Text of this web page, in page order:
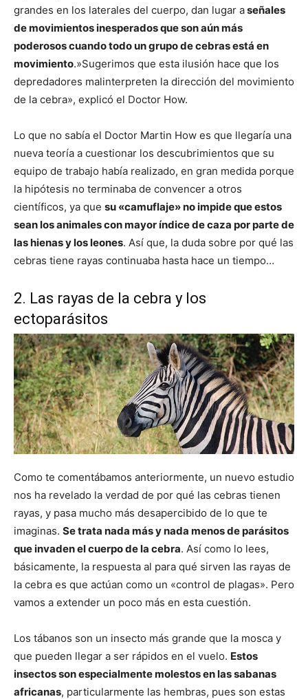
grandes en los laterales del cuerpo, dan lugar aseñales
de movimientos inesperados que son aún más
poderosos cuando todo un grupo de cebras está en
movimiento.»Sugerimos que esta ilusión hace que los
depredadores malinterpreten la dirección del movimiento
de la cebra», explicó el Doctor How.
Lo que no sabía el Doctor Martin How es que llegaría una
nueva teoría a cuestionar los descubrimientos que su
equipo de trabajo había realizado, en gran medida porque
la hipótesis no terminaba de convencer a otros
científicos, ya que su «camuflaje» no impide que estos
sean los animales con mayor índice de caza por parte de
las hienas y los leones. Así que, la duda sobre por qué las
cebras tiene rayas continuaba hasta hace un tiempo…
2. Las rayas de la cebra y los
ectoparásitos
Como te comentábamos anteriormente, un nuevo estudio
nos ha revelado la verdad de por qué las cebras tienen
rayas, y pasa mucho más desapercibido de lo que te
imaginas. Se trata nada más y nada menos de parásitos
que invaden el cuerpo de la cebra. Así como lo lees,
básicamente, la respuesta al para qué sirven las rayas de
la cebra es que actúan como un «control de plagas». Pero
vamos a extender un poco más en esta cuestión.
Los tábanos son un insecto más grande que la mosca y
que pueden llegar a ser rápidos en el vuelo. Estos
insectos son especialmente molestos en las sabanas
africanas, particularmente las hembras, pues son estas